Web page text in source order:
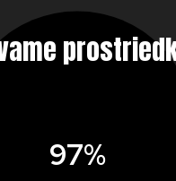
97%